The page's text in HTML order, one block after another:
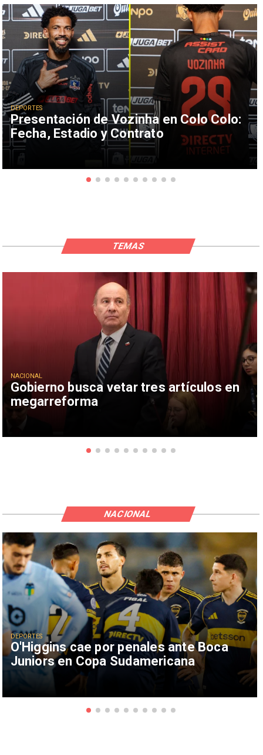
Presentación de Vozinha en Colo Colo:
Fecha, Estadio y Contrato
DEPORTES
Gobierno busca vetar tres artículos en
megarreforma
NACIONAL
TEMAS
O'Higgins cae por penales ante Boca
Juniors en Copa Sudamericana
DEPORTES
NACIONAL